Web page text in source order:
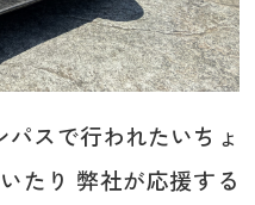
スで行われたいちょ
たり 弊社が応援する